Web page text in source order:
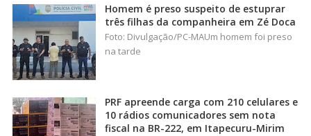
Homem é preso suspeito de estuprar
três filhas da companheira em Zé Doca
Foto: Divulgação/PC-MAUm homem foi preso
na tarde
PRF apreende carga com 210 celulares e
10 rádios comunicadores sem nota
fiscal na BR-222, em Itapecuru-Mirim